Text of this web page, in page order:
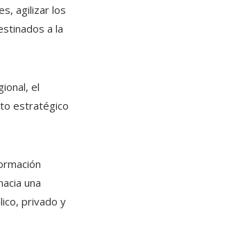
agilizar los
a la
el
estratégico
una
privado y